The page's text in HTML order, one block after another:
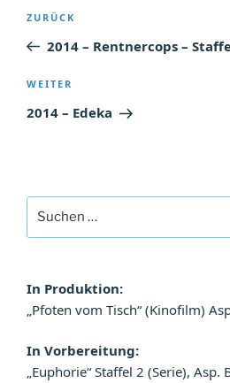
Beitragsnavigation
Vorheriger
Beitrag
ZURÜCK
2014 – Rentnercops –
Nächster
Beitrag
WEITER
2014 – Edeka
nach:
In Produktion:
„Pfoten vom Tisch“ (Kinofilm)
In Vorbereitung:
„Euphorie“ Staffel 2 (Serie),